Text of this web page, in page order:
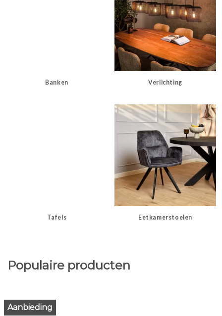
Banken Verlichting
Tafels Eetkamerstoelen
Populaire producten
Aanbieding